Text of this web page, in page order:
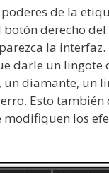
de la
botón derecho
la interfaz.
darle un lingote
un diamante, un
Esto también
modifiquen los